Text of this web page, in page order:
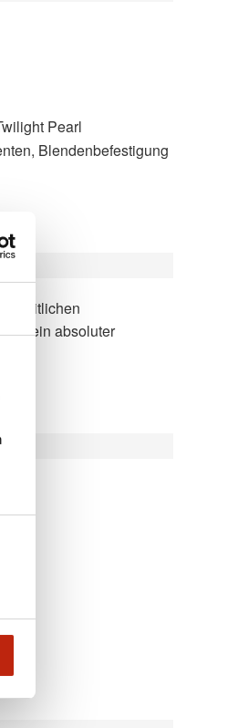
Pearl
Blendenbefestigung